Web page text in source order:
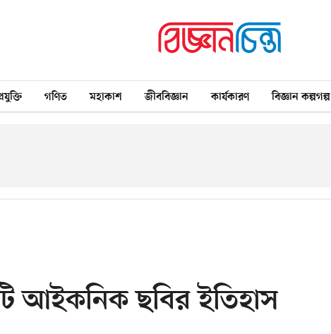
গণিত মহাকাশ জীববিজ্ঞান কার্যকারণ বিজ্ঞান কল্পগল্প
আইকনিক ছবির ইতিহাস